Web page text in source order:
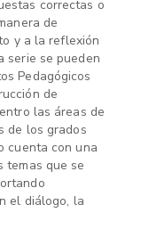
correctas o
de
y a la reflexión
serie se pueden
Pedagógicos
de
las áreas de
de los grados
cuenta con una
temas que se
el diálogo, la